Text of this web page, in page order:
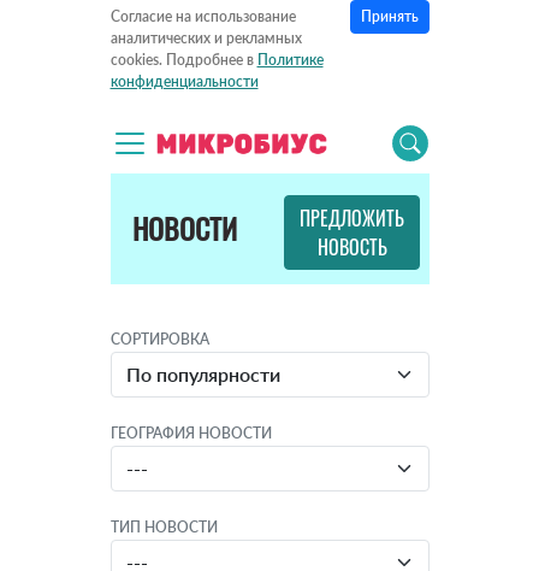
Согласие на использование
аналитических и рекламных
cookies. Подробнее в Политике
конфиденциальности
Принять
НОВОСТИ
ПРЕДЛОЖИТЬ
НОВОСТЬ
СОРТИРОВКА
ГЕОГРАФИЯ НОВОСТИ
ТИП НОВОСТИ